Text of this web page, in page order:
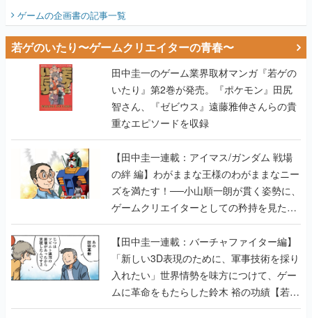
ビュー】
ゲームの企画書の記事一覧
若ゲのいたり〜ゲームクリエイターの青春〜
田中圭一のゲーム業界取材マンガ『若ゲの
いたり』第2巻が発売。『ポケモン』田尻
智さん、『ゼビウス』遠藤雅伸さんらの貴
重なエピソードを収録
【田中圭一連載：アイマス/ガンダム 戦場
の絆 編】わがままな王様のわがままなニー
ズを満たす！──小山順一朗が貫く姿勢に、
ゲームクリエイターとしての矜持を見た
【若ゲのいたり最終回】
【田中圭一連載：バーチャファイター編】
「新しい3D表現のために、軍事技術を採り
入れたい」世界情勢を味方につけて、ゲー
ムに革命をもたらした鈴木 裕の功績【若ゲ
のいたり】